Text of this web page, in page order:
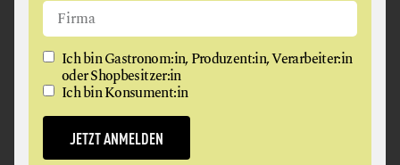
Teiche der Kälte wegen aber frieren oder das Wasser
aufgrund von Hitze zu warm wird, wird ein Eingreifen
in die Anlagen unmöglich.
Ich bin Gastronom:in, Produzent:in, Verarbeiter:in
oder Shopbesitzer:in
Ich bin Konsument:in
JETZT ANMELDEN